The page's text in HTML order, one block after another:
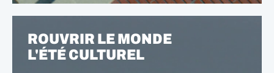
ROUVRIR LE MONDE
L'ÉTÉ CULTUREL